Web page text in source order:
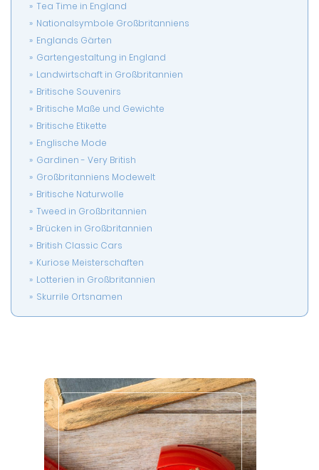
Tea Time in England
Nationalsymbole Großbritanniens
Englands Gärten
Gartengestaltung in England
Landwirtschaft in Großbritannien
Britische Souvenirs
Britische Maße und Gewichte
Britische Etikette
Englische Mode
Gardinen - Very British
Großbritanniens Modewelt
Britische Naturwolle
Tweed in Großbritannien
Brücken in Großbritannien
British Classic Cars
Kuriose Meisterschaften
Lotterien in Großbritannien
Skurrile Ortsnamen